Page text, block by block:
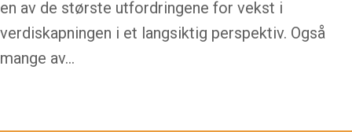
en av de største utfordringene for vekst i
verdiskapningen i et langsiktig perspektiv. Også
mange av…